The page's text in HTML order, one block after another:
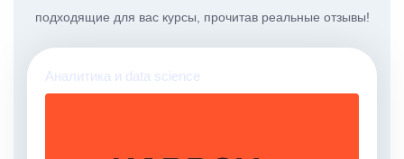
подходящие для вас курсы, прочитав реальные отзывы!
Аналитика и data science